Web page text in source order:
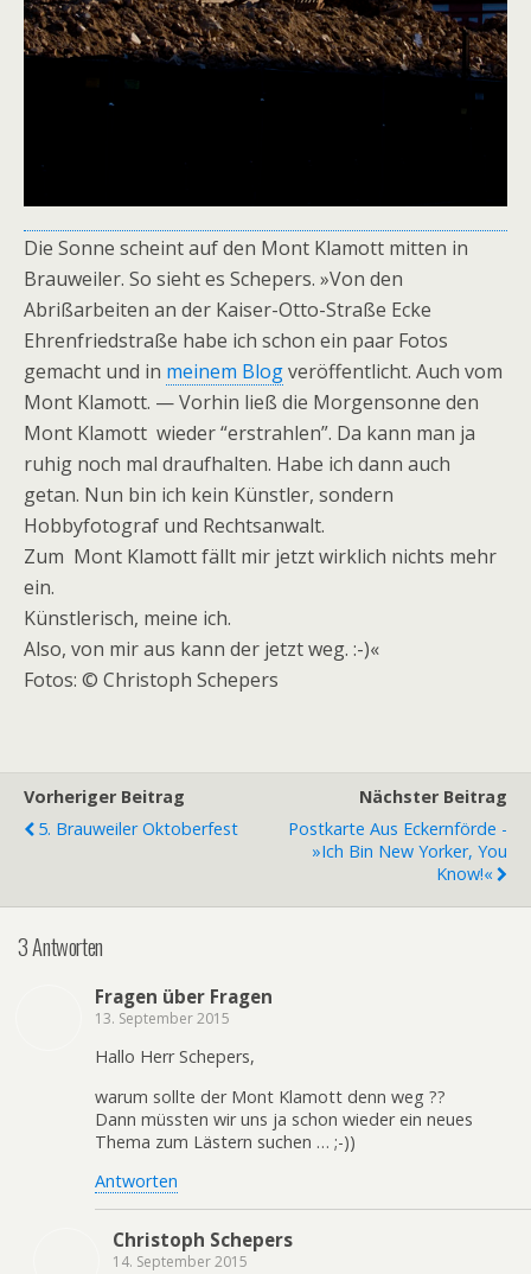
Die Sonne scheint auf den Mont Klamott mitten in
Brauweiler. So sieht es Schepers. »Von den
Abrißarbeiten an der Kaiser-Otto-Straße Ecke
Ehrenfriedstraße habe ich schon ein paar Fotos
gemacht und in meinem Blogveröffentlicht. Auch vom
Mont Klamott. — Vorhin ließ die Morgensonne den
Mont Klamott wieder “erstrahlen”. Da kann man ja
ruhig noch mal draufhalten. Habe ich dann auch
getan. Nun bin ich kein Künstler, sondern
Hobbyfotograf und Rechtsanwalt.
Zum Mont Klamott fällt mir jetzt wirklich nichts mehr
ein.
Künstlerisch, meine ich.
Also, von mir aus kann der jetzt weg. :-)«
Fotos: © Christoph Schepers
Vorheriger Beitrag
5. Brauweiler Oktoberfest
Nächster Beitrag
Postkarte Aus Eckernförde -
»Ich Bin New Yorker, You
Know!«
3 Antworten
Fragen über Fragen
13. September 2015
Hallo Herr Schepers,
warum sollte der Mont Klamott denn weg ??
Dann müssten wir uns ja schon wieder ein neues
Thema zum Lästern suchen … ;-))
Antworten
Christoph Schepers
14. September 2015